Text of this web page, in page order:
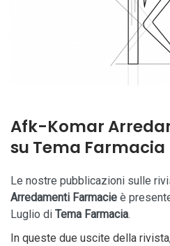
Afk-Komar
su Tema Farmacia
Le nostre pubblicazioni sulle
Arredamenti Farmacie è
Luglio di Tema Farmacia.
In queste due uscite della